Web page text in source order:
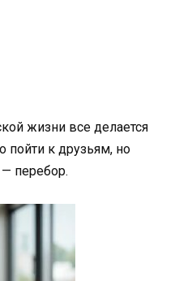
жизни все делается
пойти к друзьям, но
перебор.